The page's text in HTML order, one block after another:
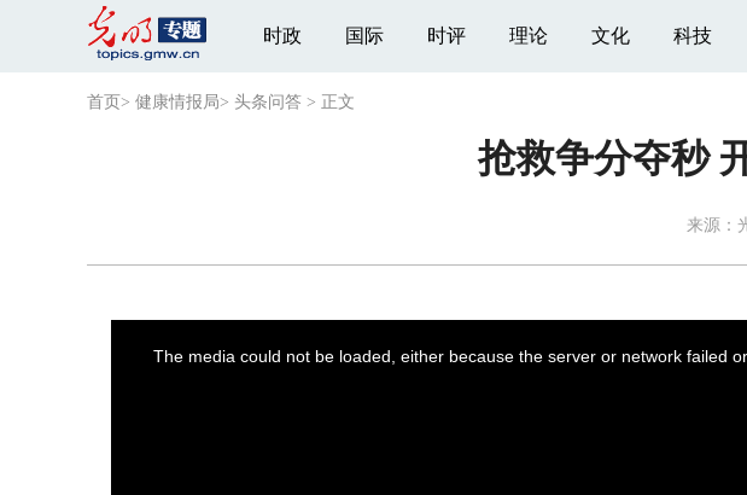
时政 国际 时评 理论 文化 科技
首页 > 健康情报局> 头条问答 > 正文
抢救争分夺秒
来源：
The media could not be loaded, either because the server or network failed